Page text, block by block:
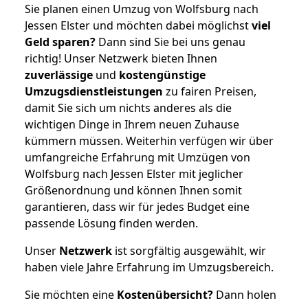
Sie planen einen Umzug von Wolfsburg nach
Jessen Elster und möchten dabei möglichstviel
Geld sparen? Dann sind Sie bei uns genau
richtig! Unser Netzwerk bieten Ihnen
zuverlässige und kostengünstige
Umzugsdienstleistungen zu fairen Preisen,
damit Sie sich um nichts anderes als die
wichtigen Dinge in Ihrem neuen Zuhause
kümmern müssen. Weiterhin verfügen wir über
umfangreiche Erfahrung mit Umzügen von
Wolfsburg nach Jessen Elster mit jeglicher
Größenordnung und können Ihnen somit
garantieren, dass wir für jedes Budget eine
passende Lösung finden werden.
Unser Netzwerk ist sorgfältig ausgewählt, wir
haben viele Jahre Erfahrung im Umzugsbereich.
Sie möchten eine Kostenübersicht? Dann holen